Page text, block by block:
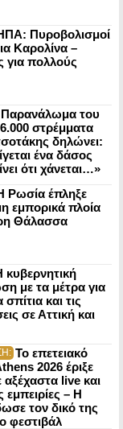
Πυροβολισμοί
Καρολίνα –
για πολλούς
Παρανάλωμα του
στρέμματα
δηλώνει:
ένα δάσος
ότι χάνεται…»
Ρωσία έπληξε
εμπορικά πλοία
Θάλασσα
κυβερνητική
με τα μέτρα για
και τις
σε Αττική και
Το επετειακό
2026 έριξε
αξέχαστα live και
εμπειρίες – Η
τον δικό της
φεστιβάλ